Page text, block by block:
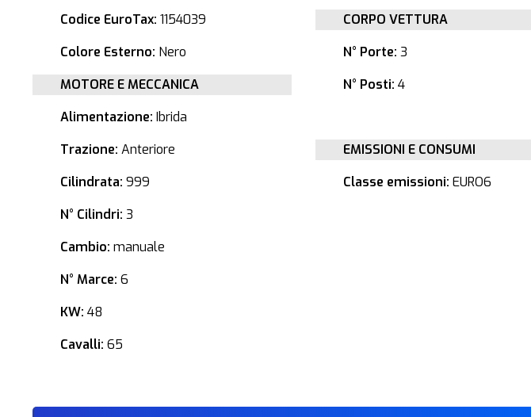
Codice EuroTax: 1154039
Colore Esterno: Nero
MOTORE E MECCANICA
Alimentazione: Ibrida
Trazione: Anteriore
Cilindrata: 999
N° Cilindri: 3
Cambio: manuale
N° Marce: 6
KW: 48
Cavalli: 65
CORPO VETTURA
N° Porte: 3
N° Posti: 4
EMISSIONI E CONSUMI
Classe emissioni: EURO6